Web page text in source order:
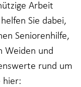
Arbeit
Sie dabei,
Seniorenhilfe,
Weiden und
rund um
hier: